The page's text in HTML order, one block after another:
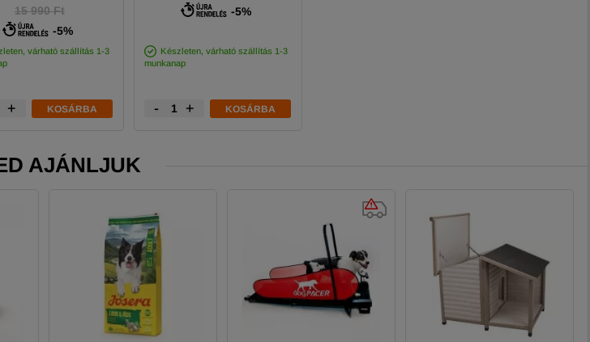
15 990 Ft
-5%
várható szállítás 1-3
+ KOSÁRBA
-5%
Készleten, várható szállítás 1-3
munkanap
- + KOSÁRBA
AJÁNLJUK